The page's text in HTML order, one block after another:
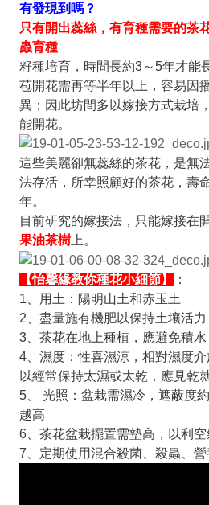
有發現到嗎？
只有開出蕊絲，有育種需要的茶
蟲育種
籽種培育，時間長約3～5年才能
苞開花需再等半年以上，容易因
異；因此坊間多以嫁接方式栽培
能開花。
這些美麗卻無蕊絲的茶花，是無
法存活，所幸照顧好的茶花，壽
年。
目前研究的嫁接法，只能嫁接在
果油茶樹上。
【怡馨緣教你種花小細節】
：
1 、用土：陽明山土和赤玉土
2 、盡量施有機肥以保持土壤活力
3、茶花在地上種植，應避免積
4、濕度：性喜濕涼，相對濕度介
以經常保持太濕或太乾，應見乾
5、 光照：盆栽需濕冷，遮蔽度約
越高
6、茶花盆栽擺置需墊高，以利空
7 、定期使用混合殺菌、殺蟲、